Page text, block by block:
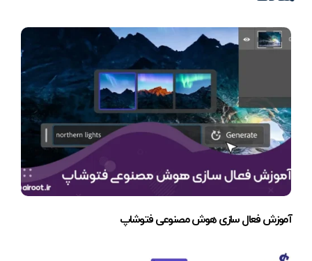
آموزش فعال سازی هوش مصنوعی فتوشاپ